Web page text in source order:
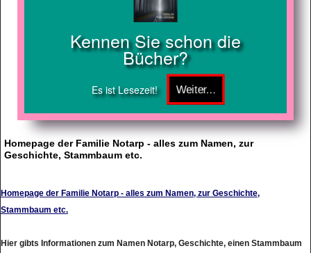
Kennen Sie schon die
Bücher?
Es ist Lesezeit!
Homepage der Familie Notarp - alles zum Namen, zur
Geschichte, Stammbaum etc.
Homepage der Familie Notarp - alles zum Namen, zur Geschichte,
Stammbaum etc.
Hier gibts Informationen zum Namen Notarp, Geschichte, einen Stammbaum